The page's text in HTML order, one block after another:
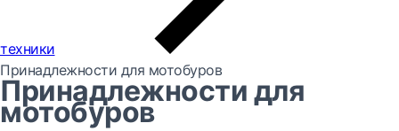
техники
Принадлежности для мотобуров
Принадлежности для
мотобуров